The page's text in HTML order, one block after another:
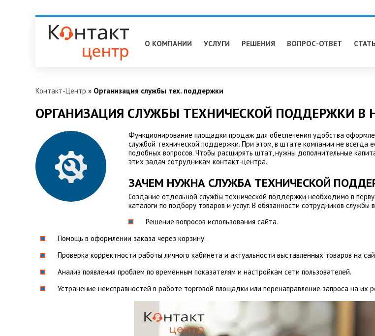
О КОМПАНИИ УСЛУГИ РЕШЕНИЯ ВОПРОС-ОТВЕТ
Контакт-Центр » Организация службы тех. поддержки
ОРГАНИЗАЦИЯ СЛУЖБЫ ТЕХНИЧЕСКОЙ ПОДДЕРЖКИ В
Функционирование площадки продаж для обеспечения удобства
службой технической поддержки. При этом, в штате компании не
подобных вопросов. Чтобы расширять штат, нужны дополнительные
этих задач сотрудникам контакт-центра.
ЗАЧЕМ НУЖНА СЛУЖБА ТЕХНИЧЕСКОЙ
Создание отдельной службы технической поддержки необходимо в
каталоги по подбору товаров и услуг. В обязанности сотрудников службы
Решение вопросов использования сайта.
Помощь в оформлении заказа через корзину.
Проверка корректности работы личного кабинета и актуальности выставленных товаров на
Анализ появления проблем по временным показателям и настройкам сети пользователей.
Устранение неисправностей в работе торговой площадки или перенаправление запроса на их